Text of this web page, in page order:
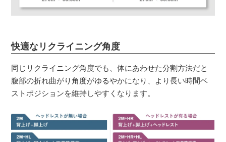
快適なリクライニング角度
同じリクライニング角度でも、体にあわせた分割方法だと
腹部の折れ曲がり角度がゆるやかになり、より長い時間ベ
ストポジションを維持しやすくなります。